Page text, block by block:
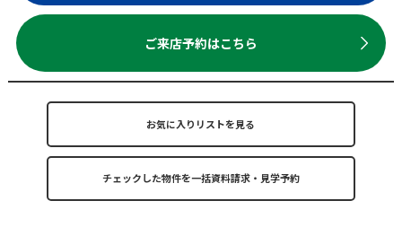
ご来店予約はこちら
お気に入りリストを見る